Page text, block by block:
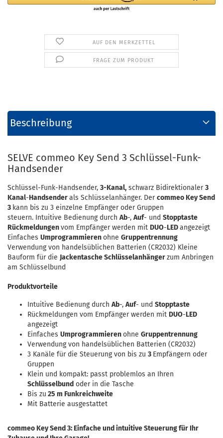
AUF DEN MERKZETTEL
FRAGE ZUM PRODUKT
Beschreibung
SELVE commeo Key Send 3 Schlüssel-Funk-
Handsender
Schlüssel-Funk-Handsender, 3-Kanal, schwarz Bidirektionaler3
Kanal-Handsenderals Schlüsselanhänger. Dercommeo Key Send
3 kann bis zu 3 einzelne Empfänger oder Gruppen
steuern. Intuitive Bedienung durch Ab-, Auf- und Stopptaste
Rückmeldungenvom Empfänger werden mit DUO-LEDangezeigt
Einfaches Umprogrammierenohne Gruppentrennung
Verwendung von handelsüblichen Batterien (CR2032) Kleine
Bauform für die Jackentasche Schlüsselanhängerzum Anbringen
am Schlüsselbund
Produktvorteile
Intuitive Bedienung durch Ab-, Auf- und Stopptaste
Rückmeldungen vom Empfänger werden mit DUO-LED
angezeigt
Einfaches Umprogrammierenohne Gruppentrennung
Verwendung von handelsüblichen Batterien (CR2032)
3 Kanäle für die Steuerung von bis zu 3 Empfängern oder
Gruppen
Klein und kompakt: passt problemlos an Ihren
Schlüsselbund oder in die Tasche
Bis zu 25 m Funkreichweite
Mit Batterie ausgestattet
commeo Key Send 3: Einfache und intuitive Steuerung für Ihr